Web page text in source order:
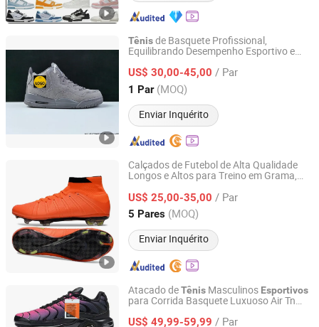
Tênisde Basquete Profissional,
Equilibrando Desempenho Esportivo e
US$ 30,00-45,00 / Par
1 Par (MOQ)
Enviar Inquérito
Putian Chaoqian Running Sports Goods Co., Ltd.
Fujian, China Desde 2026
Calçados de Futebol de Alta Qualidade
Longos e Altos para Treino em Grama,
US$ 25,00-35,00 / Par
5 Pares (MOQ)
Enviar Inquérito
Quanzhou Feitianyue Trading Co., Ltd.
Fujian, China Desde 2026
Atacado deTênis Masculinos Esportivos
para Corrida Basquete Luxuoso Air Tn
US$ 49,99-59,99 / Par
Quanzhou Shenghong Longquan Trade Co., Ltd.